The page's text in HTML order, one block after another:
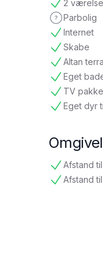
2
tilgængelig
Parbolig
ikke oplyst
Internet
tilgængelig
Skabe
tilgængelig
Altan
tilgængelig
Eget
tilgængelig
TV pakke
tilgængelig
Eget dyr
tilgængelig
Afstand
tilgængelig
Afstand
tilgængelig